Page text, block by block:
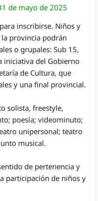
de mayo de 2025
inscribirse. Niños y
provincia podrán
o grupales: Sub 15,
iniciativa del Gobierno
de Cultura, que
y una final provincial.
solista, freestyle,
poesía; videominuto;
unipersonal; teatro
musical.
de pertenencia y
participación de niños y